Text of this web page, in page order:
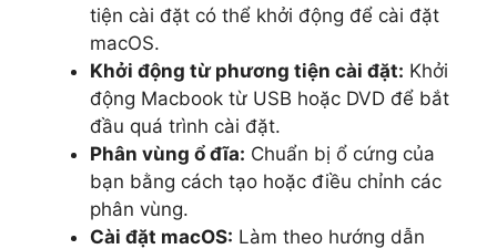
tiện cài đặt có thể khởi động để cài đặt
macOS.
Khởi động từ phương tiện cài đặt: Khởi
động Macbook từ USB hoặc DVD để bắt
đầu quá trình cài đặt.
Phân vùng ổ đĩa: Chuẩn bị ổ cứng của
bạn bằng cách tạo hoặc điều chỉnh các
phân vùng.
Cài đặt macOS: Làm theo hướng dẫn